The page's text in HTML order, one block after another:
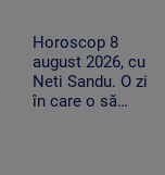
toamnă!”
Horoscop 8
august 2026, cu
Neti Sandu. O zi
în care o să